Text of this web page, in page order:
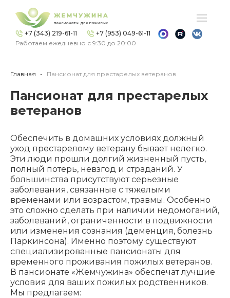
+7 (343) 219-61-11
+7 (953) 049-61-11
Работаем ежедневно с 9:30 до 20:00
Главная Пансионат для престарелых ветеранов
Пансионат для престарелых
ветеранов
Обеспечить в домашних условиях должный
уход престарелому ветерану бывает нелегко.
Эти люди прошли долгий жизненный пусть,
полный потерь, невзгод и страданий. У
большинства присутствуют серьезные
заболевания, связанные с тяжелыми
временами или возрастом, травмы. Особенно
это сложно сделать при наличии недомоганий,
заболеваний, ограниченности в подвижности
или изменения сознания (деменция, болезнь
Паркинсона). Именно поэтому существуют
специализированные пансионаты для
временного проживания пожилых ветеранов.
В пансионате «Жемчужина» обеспечат лучшие
условия для ваших пожилых родственников.
Мы предлагаем: